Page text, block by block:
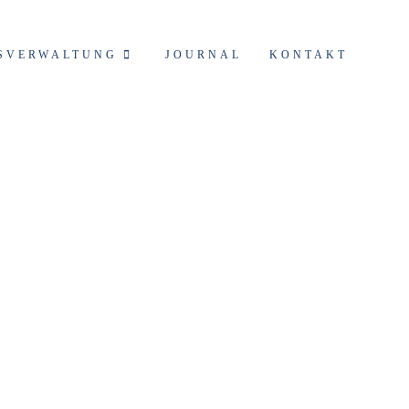
JOURNAL KONTAKT